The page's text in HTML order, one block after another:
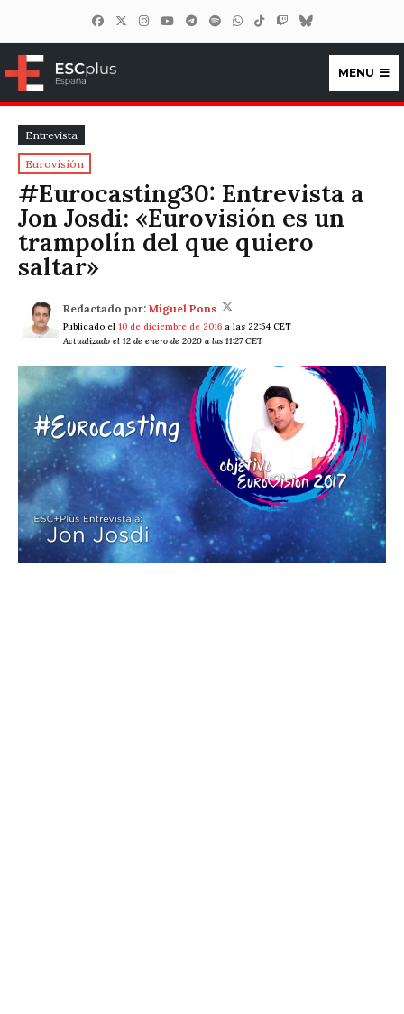
ESCplus España
MENU
Entrevista
Eurovisión
#Eurocasting30: Entrevista a
Jon Josdi: «Eurovisión es un
trampolín del que quiero
saltar»
Redactado por: Miguel Pons
Publicado el 10 de diciembre de 2016 a las 22:54 CET
Actualizado el 12 de enero de 2020 a las 11:27 CET